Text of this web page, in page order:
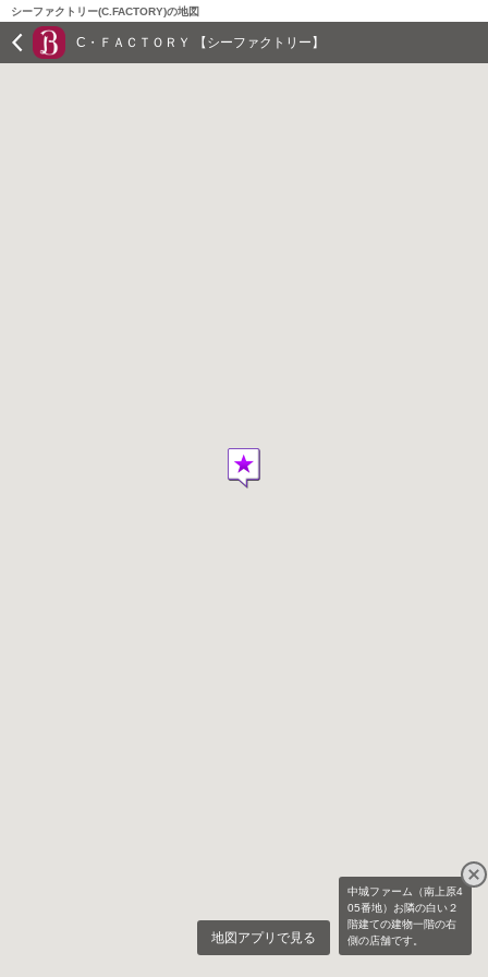
シーファクトリー(C.FACTORY)の地図
C・ＦＡＣＴＯＲＹ 【シーファクトリー】
中城ファーム（南上原4
05番地）お隣の白い２
階建ての建物一階の右
側の店舗です。
地図アプリで見る